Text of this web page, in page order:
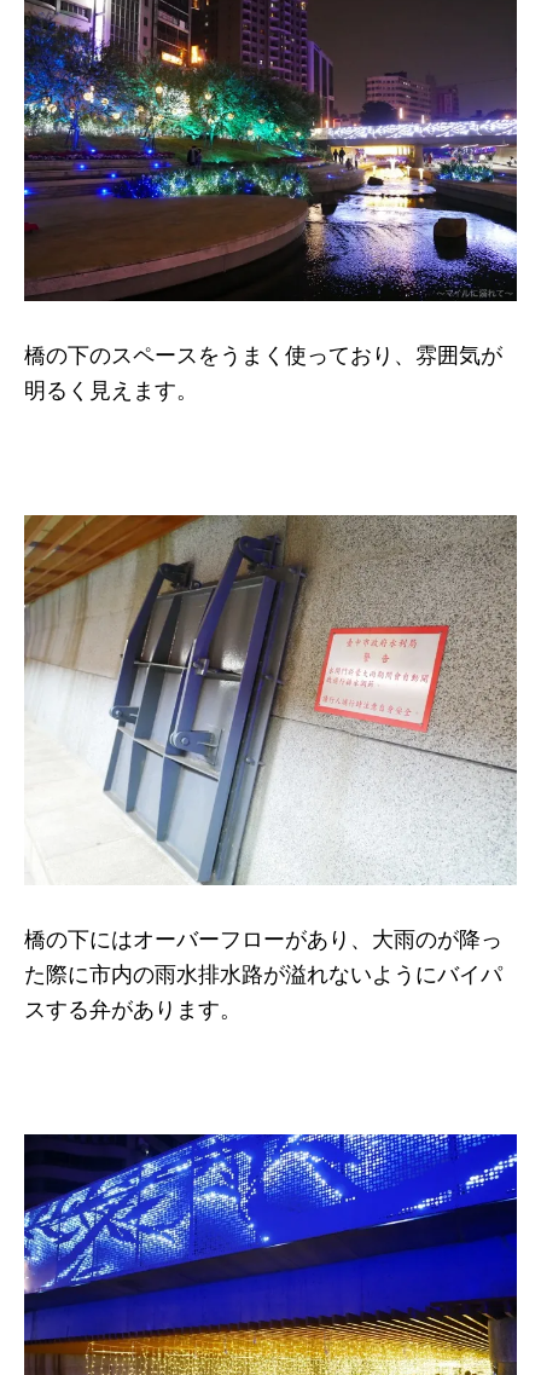
橋の下のスペースをうまく使っており、雰囲気が
明るく見えます。
橋の下にはオーバーフローがあり、大雨のが降っ
た際に市内の雨水排水路が溢れないようにバイパ
スする弁があります。